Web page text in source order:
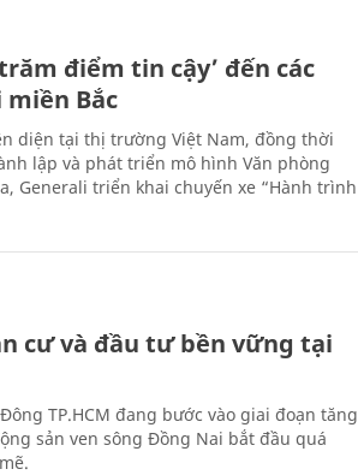
điểm tin cậy’ đến các
Bắc
diện tại thị trường Việt Nam, đồng thời
lập và phát triển mô hình Văn phòng
Generali triển khai chuyến xe “Hành trình
cư và đầu tư bền vững tại
TP.HCM đang bước vào giai đoạn tăng
sản ven sông Đồng Nai bắt đầu quá